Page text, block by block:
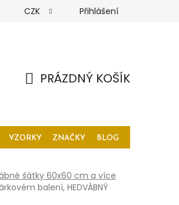
CZK Přihlášení
PRÁZDNÝ KOŠÍK
VZORKY ZNAČKY BLOG
šátky 60x60 cm a více
balení, HEDVÁBNÝ